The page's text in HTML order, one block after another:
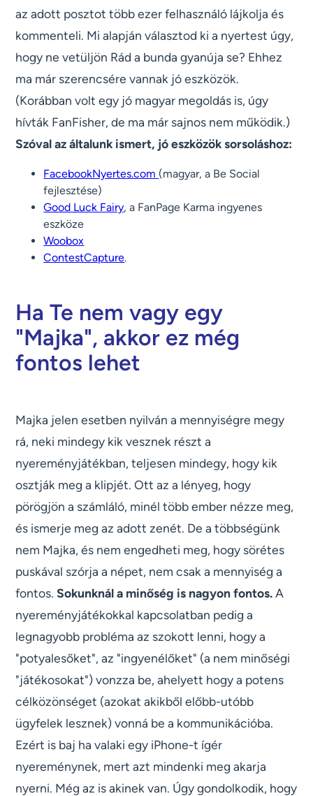
az adott posztot több ezer felhasználó lájkolja és
kommenteli. Mi alapján választod ki a nyertest úgy,
hogy ne vetüljön Rád a bunda gyanúja se? Ehhez
ma már szerencsére vannak jó eszközök.
(Korábban volt egy jó magyar megoldás is, úgy
hívták FanFisher, de ma már sajnos nem működik.)
Szóval az általunk ismert, jó eszközök sorsoláshoz:
FacebookNyertes.com (magyar, a Be Social
fejlesztése)
Good Luck Fairy, a FanPage Karma ingyenes
eszköze
Woobox
ContestCapture.
Ha Te nem vagy egy
"Majka", akkor ez még
fontos lehet
Majka jelen esetben nyilván a mennyiségre megy
rá, neki mindegy kik vesznek részt a
nyereményjátékban, teljesen mindegy, hogy kik
osztják meg a klipjét. Ott az a lényeg, hogy
pörögjön a számláló, minél több ember nézze meg,
és ismerje meg az adott zenét. De a többségünk
nem Majka, és nem engedheti meg, hogy sörétes
puskával szórja a népet, nem csak a mennyiség a
fontos.Sokunknál a minőség is nagyon fontos.A
nyereményjátékokkal kapcsolatban pedig a
legnagyobb probléma az szokott lenni, hogy a
"potyalesőket", az "ingyenélőket" (a nem minőségi
"játékosokat") vonzza be, ahelyett hogy a potens
célközönséget (azokat akikből előbb-utóbb
ügyfelek lesznek) vonná be a kommunikációba.
Ezért is baj ha valaki egy iPhone-t ígér
nyereménynek, mert azt mindenki meg akarja
nyerni. Még az is akinek van. Úgy gondolkodik, hogy